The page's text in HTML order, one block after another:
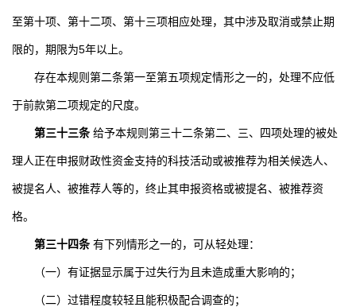
至第十项、第十二项、第十三项相应处理，其中涉及取消或禁止期
限的，期限为5年以上。
存在本规则第二条第一至第五项规定情形之一的，处理不应低
于前款第二项规定的尺度。
第三十三条 给予本规则第三十二条第二、三、四项处理的被处
理人正在申报财政性资金支持的科技活动或被推荐为相关候选人、
被提名人、被推荐人等的，终止其申报资格或被提名、被推荐资
格。
第三十四条 有下列情形之一的，可从轻处理：
（一）有证据显示属于过失行为且未造成重大影响的；
（二）过错程度较轻且能积极配合调查的；